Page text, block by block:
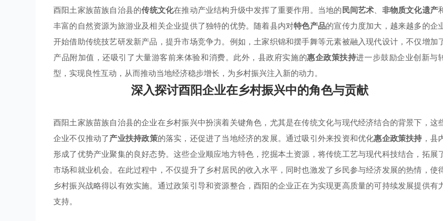
酉阳土家族苗族自治县的传统文化在推动产业结构升级中发挥了重要作用。当地的民间艺术、 非物质文化遗产
丰富的自然资源为旅游业及相关企业提供了独特的优势。随着县内对特色产品的宣传力度加大，越来越多的企
开始借助传统技艺研发新产品，提升市场竞争力。例如，土家织锦和摆手舞等元素被融入现代设计，不仅增加
产品附加值，还吸引了大量游客前来体验和消费。此外，县政府实施的惠企政策扶持进一步鼓励企业创新与
型，实现良性互动，从而推动当地经济稳步增长，为乡村振兴注入新的动力。
深入探讨酉阳企业在乡村振兴中的角色与贡献
酉阳土家族苗族自治县的企业在乡村振兴中扮演着关键角色，尤其是在传统文化与现代经济结合的背景下，这
企业不仅推动了产业扶持政策的落实，还促进了当地经济的发展。通过吸引外来投资和优化惠企政策扶持 ，县
形成了优势产业聚集的良好态势。这些企业顺应地方特色，挖掘本土资源，将传统工艺与现代科技结合，拓展
市场和就业机会。在此过程中，不仅提升了乡村居民的收入水平，同时也激发了乡民参与经济发展的热情，使
乡村振兴战略得以有效实施。通过政策引导和资源整合，酉阳的企业正在为实现更高质量的可持续发展提供有
支持。